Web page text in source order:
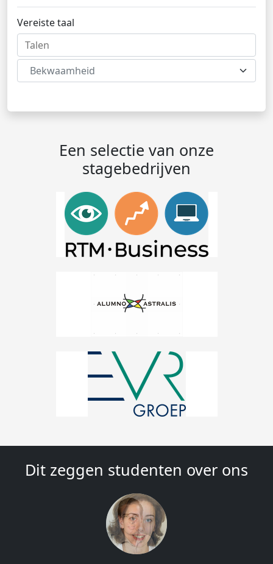
Vereiste taal
Bekwaamheid
Een selectie van onze
stagebedrijven
Dit zeggen studenten over ons